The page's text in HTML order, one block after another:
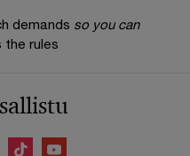
demands so you can
rules